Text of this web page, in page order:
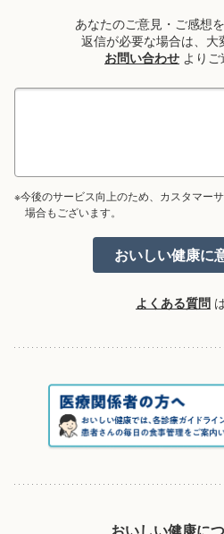
あなたのご意見・ご感想
返信が必要な場合は、大
お問い合わせ より
※今後のサービス向上のため、カスタマー
場合もございます。
よくある質問